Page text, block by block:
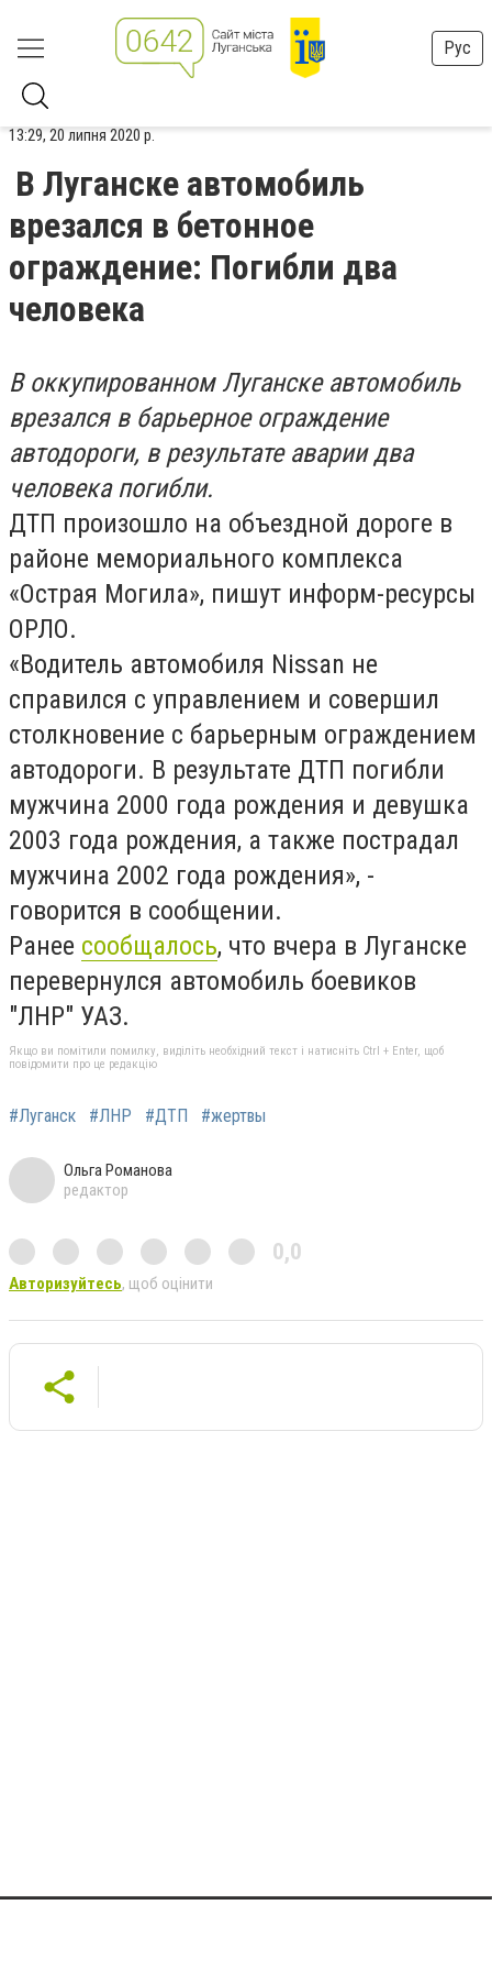
Рус
13:29, 20 липня 2020 р.
В Луганске автомобиль
врезался в бетонное
ограждение: Погибли два
человека
В оккупированном Луганске автомобиль
врезался в барьерное ограждение
автодороги, в результате аварии два
человека погибли.
ДТП произошло на объездной дороге в
районе мемориального комплекса
«Острая Могила», пишут информ-ресурсы
ОРЛО.
«Водитель автомобиля Nissan не
справился с управлением и совершил
столкновение с барьерным ограждением
автодороги. В результате ДТП погибли
мужчина 2000 года рождения и девушка
2003 года рождения, а также пострадал
мужчина 2002 года рождения», -
говорится в сообщении.
Ранее сообщалось, что вчера в Луганске
перевернулся автомобиль боевиков
"ЛНР" УАЗ.
Якщо ви помітили помилку, виділіть необхідний текст і натисніть Ctrl + Enter, щоб
повідомити про це редакцію
#Луганск #ЛНР #ДТП #жертвы
Ольга Романова
редактор
0,0
Авторизуйтесь, щоб оцінити